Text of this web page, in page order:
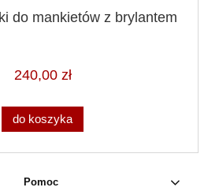
do mankietów z brylantem
240,00 zł
do koszyka
Pomoc